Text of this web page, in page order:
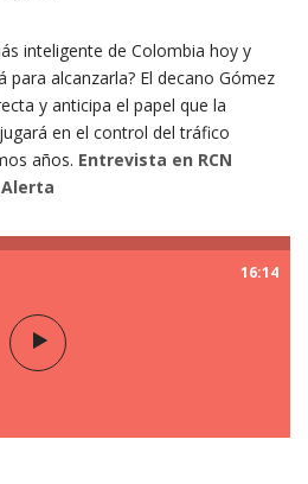
inteligente de Colombia hoy y
alcanzarla? El decano Gómez
y anticipa el papel que la
en el control del tráfico
años. Entrevista en RCN
16:14